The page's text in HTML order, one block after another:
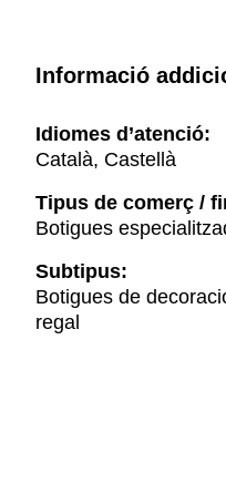
Informació
Idiomes d’atenció:
Català, Castellà
Tipus de comerç /
Botigues
Subtipus:
Botigues de
regal